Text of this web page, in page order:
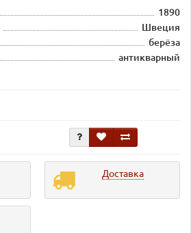
1890
Швеция
берёза
антикварный
Доставка